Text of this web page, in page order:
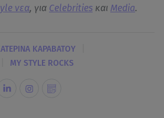
νεα, για Celebrities και Media.
ΚΑΡΑΒΑΤΟΥ
MY STYLE ROCKS